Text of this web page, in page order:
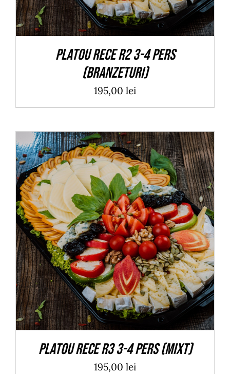
Platou rece R2 3-4 pers
(branzeturi)
195,00 lei
ADAUGĂ ÎN COȘ / DETALII
Platou rece R3 3-4 pers (mixt)
195,00 lei